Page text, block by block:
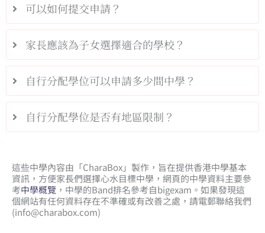
可以如何提交申請？
家長應該為子女選擇適合的學校？
自行分配學位可以申請多少間中學？
自行分配學位是否有地區限制？
這些中學內容由「CharaBox」製作，旨在提供香港中學基本
資訊，方便家長們選擇心水目標中學，網頁的中學資料主要參
考中學概覽 ，中學的Band排名參考自bigexam。如果發現這
個網站有任何資料存在不準確或有改善之處，請電郵聯絡我們
(info@charabox.com)